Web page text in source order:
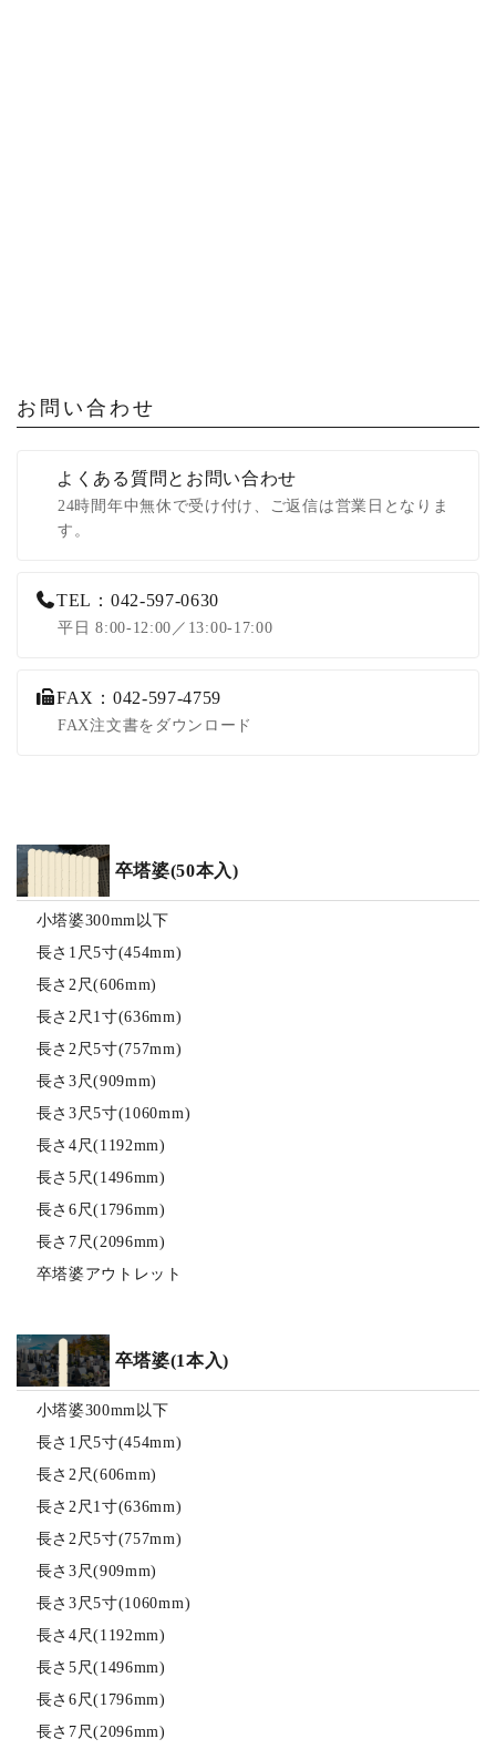
お問い合わせ
よくある質問とお問い合わせ
24時間年中無休で受け付け、ご返信は営業日となりま
す。
TEL：042-597-0630
平日 8:00-12:00／13:00-17:00
FAX：042-597-4759
FAX注文書をダウンロード
卒塔婆(50本入)
小塔婆300mm以下
長さ1尺5寸(454mm)
長さ2尺(606mm)
長さ2尺1寸(636mm)
長さ2尺5寸(757mm)
長さ3尺(909mm)
長さ3尺5寸(1060mm)
長さ4尺(1192mm)
長さ5尺(1496mm)
長さ6尺(1796mm)
長さ7尺(2096mm)
卒塔婆アウトレット
卒塔婆(1本入)
小塔婆300mm以下
長さ1尺5寸(454mm)
長さ2尺(606mm)
長さ2尺1寸(636mm)
長さ2尺5寸(757mm)
長さ3尺(909mm)
長さ3尺5寸(1060mm)
長さ4尺(1192mm)
長さ5尺(1496mm)
長さ6尺(1796mm)
長さ7尺(2096mm)